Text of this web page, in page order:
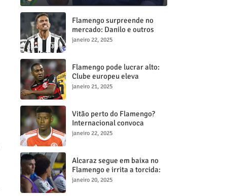
Flamengo surpreende no
mercado: Danilo e outros
dois craques estão a
janeiro 22, 2025
Flamengo pode lucrar alto:
Clube europeu eleva
proposta por Lorran para R$
janeiro 21, 2025
Vitão perto do Flamengo?
Internacional convoca
reunião decisiva para tentar
janeiro 22, 2025
Alcaraz segue em baixa no
Flamengo e irrita a torcida:
"Maior contratação, menor
janeiro 20, 2025